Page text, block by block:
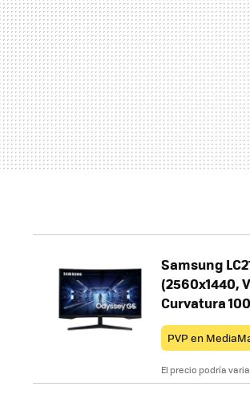
Samsung
(2560x1440,
Curvatura
PVP en
El precio podría